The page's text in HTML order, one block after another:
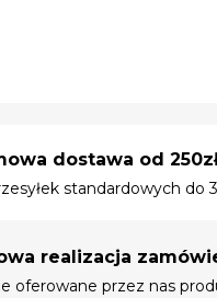
dostawa od
standardowych do
realizacja
oferowane przez nas